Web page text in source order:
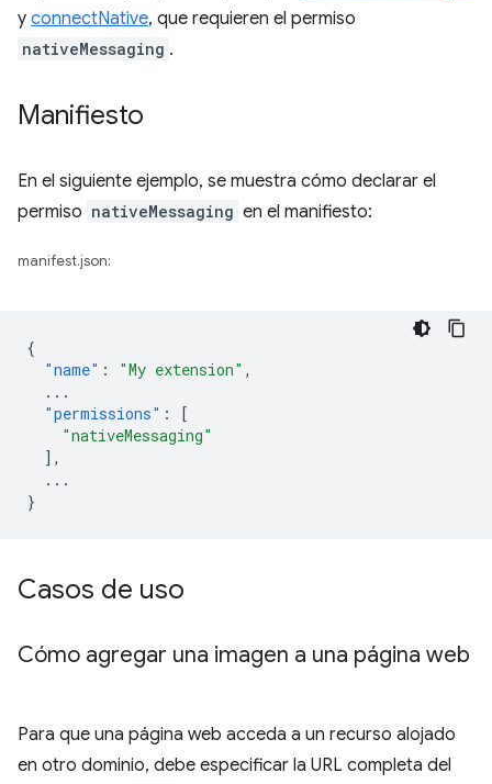
y connectNative, que requieren el permiso
nativeMessaging .
Manifiesto
En el siguiente ejemplo, se muestra cómo declarar el
permiso nativeMessaging en el manifiesto:
manifest.json:
{
"name" : "My extension" ,
...
"permissions" :
[
"nativeMessaging"
],
...
}
Casos de uso
Cómo agregar una imagen a una página web
Para que una página web acceda a un recurso alojado
en otro dominio, debe especificar la URL completa del